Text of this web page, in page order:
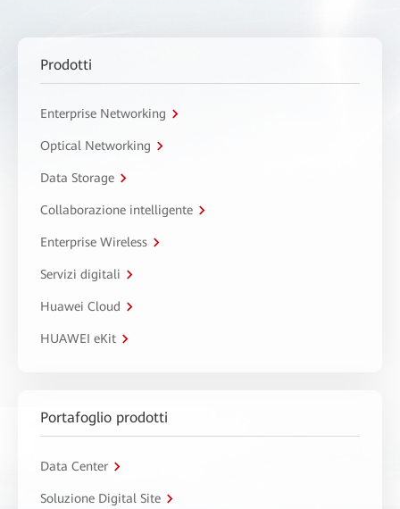
Prodotti
Enterprise Networking
Optical Networking
Data Storage
Collaborazione intelligente
Enterprise Wireless
Servizi digitali
Huawei Cloud
HUAWEI eKit
Portafoglio prodotti
Data Center
Soluzione Digital Site